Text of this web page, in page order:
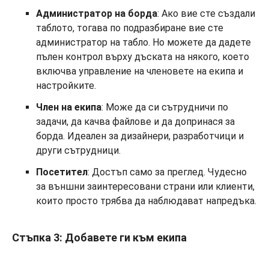
Администратор на борда: Ако вие сте създали
таблото, тогава по подразбиране вие ​​сте
администратор на табло. Но можете да дадете
пълен контрол върху дъската на някого, което
включва управление на членовете на екипа и
настройките.
Член на екипа: Може да си сътрудничи по
задачи, да качва файлове и да допринася за
борда. Идеален за дизайнери, разработчици и
други сътрудници.
Посетител: Достъп само за преглед. Чудесно
за външни заинтересовани страни или клиенти,
които просто трябва да наблюдават напредъка.
Стъпка 3: Добавете ги към екипа